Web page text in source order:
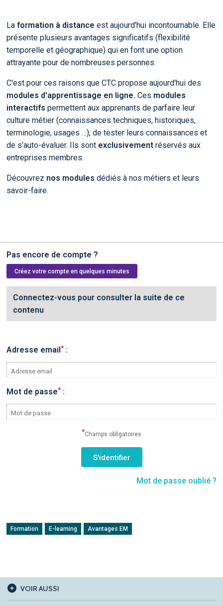
La formation à distance est aujourd’hui incontournable. Elle
présente plusieurs avantages significatifs (flexibilité
temporelle et géographique) qui en font une option
attrayante pour de nombreuses personnes.
C'est pour ces raisons que CTC propose aujourd'hui des
modules d'apprentissage en ligne. Ces modules
interactifs permettent aux apprenants de parfaire leur
culture métier (connaissances techniques, historiques,
terminologie, usages …), de tester leurs connaissances et
de s’auto-évaluer. Ils sont exclusivementréservés aux
entreprises membres.
Découvrez nos modules dédiés à nos métiers et leurs
savoir-faire.
Pas encore de compte ?
Créez votre compte en quelques minutes
Connectez-vous pour consulter la suite de ce
contenu
Adresse email*:
Mot de passe*:
*Champs obligatoires
Mot de passe oublié ?
Formation E-learning Avantages EM
VOIR AUSSI